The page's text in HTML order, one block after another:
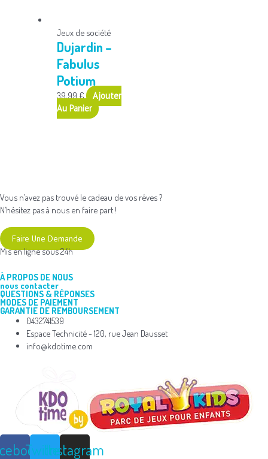
Jeux de société
Dujardin –
Fabulus
Potium
39,99 €
Ajouter
Au Panier
Vous n’avez pas trouvé le cadeau de vos rêves ?
N’hésitez pas à nous en faire part !
Faire Une Demande
Mis en ligne sous 24h
À PROPOS DE NOUS
nous contacter
QUESTIONS & RÉPONSES
MODES DE PAIEMENT
GARANTIE DE REMBOURSEMENT
0432741539
Espace Technicité - 120, rue Jean Dausset
info@kdotime.com
TwitterInstagram